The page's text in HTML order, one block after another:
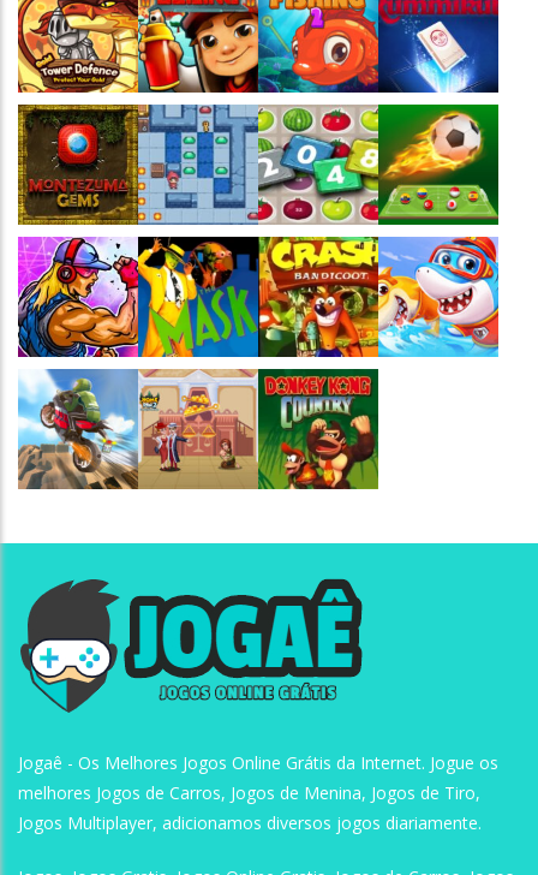
Jogaê Jogaê Jogaê Jogaê
Jogaê Jogaê Jogaê Jogaê
Jogaê Jogaê Jogaê Jogaê
Jogaê Jogaê Jogaê
Jogaê Jogaê Jogaê
Jogaê - Os Melhores Jogos Online Grátis da Internet. Jogue os
melhores Jogos de Carros, Jogos de Menina, Jogos de Tiro,
Jogos Multiplayer, adicionamos diversos jogos diariamente.